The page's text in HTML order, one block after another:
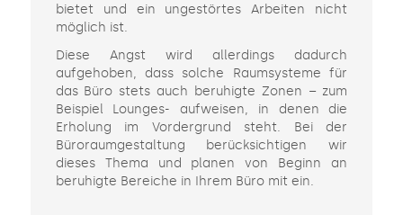
bietet und ein ungestörtes Arbeiten nicht
möglich ist.
Diese Angst wird allerdings dadurch
aufgehoben, dass solche Raumsysteme für
das Büro stets auch beruhigte Zonen – zum
Beispiel Lounges- aufweisen, in denen die
Erholung im Vordergrund steht. Bei der
Büroraumgestaltung berücksichtigen wir
dieses Thema und planen von Beginn an
beruhigte Bereiche in Ihrem Büro mit ein.